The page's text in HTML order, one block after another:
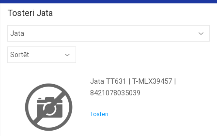
Tosteri Jata
Jata TT631 | T-MLX39457 |
8421078035039
Tosteri